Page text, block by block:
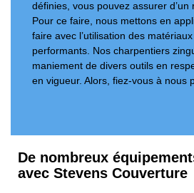
définies, vous pouvez assurer d’un
Pour ce faire, nous mettons en
faire avec l’utilisation des
performants. Nos charpentiers
maniement de divers outils en
en vigueur. Alors, fiez-vous à nous
De nombreux
avec Stevens Couverture